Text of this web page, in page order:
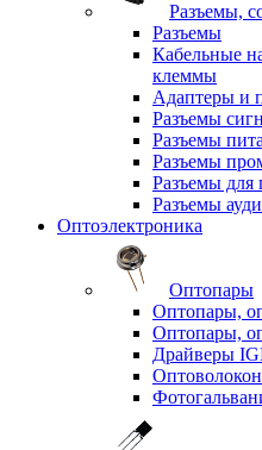
Разъемы,
Разъемы
Кабельные
клеммы
Адаптеры и
Разъемы
Разъемы
Разъемы
Разъемы для
Разъемы
Оптоэлектроника
Оптопары
Оптопары,
Оптопары,
Драйверы